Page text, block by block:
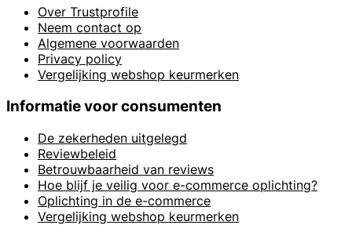
Over Trustprofile
Neem contact op
Algemene voorwaarden
Privacy policy
Vergelijking webshop keurmerken
Informatie voor consumenten
De zekerheden uitgelegd
Reviewbeleid
Betrouwbaarheid van reviews
Hoe blijf je veilig voor e-commerce oplichting?
Oplichting in de e-commerce
Vergelijking webshop keurmerken